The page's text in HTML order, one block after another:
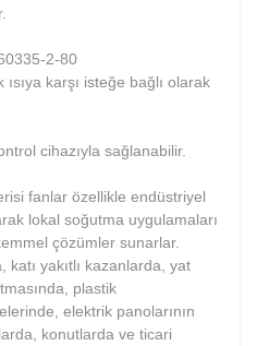
2-80
karşı isteğe bağlı olarak
cihazıyla sağlanabilir.
fanlar özellikle endüstriyel
lokal soğutma uygulamaları
çözümler sunarlar.
yakıtlı kazanlarda, yat
plastik
elektrik panolarının
konutlarda ve ticari